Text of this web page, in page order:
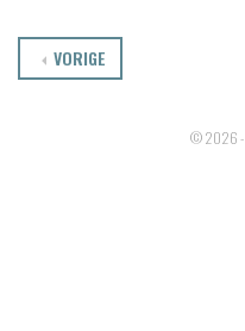
VORIGE
© 2026 -